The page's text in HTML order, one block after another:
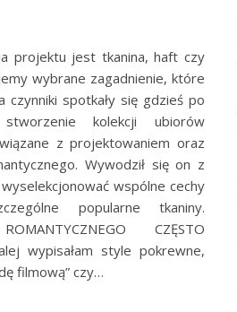
projektu jest tkanina, haft czy
wybrane zagadnienie, które
czynniki spotkały się gdzieś po
kolekcji ubiorów
z projektowaniem oraz
Wywodził się on z
wspólne cechy
popularne tkaniny.
CZĘSTO
wypisałam style pokrewne,
filmową” czy…